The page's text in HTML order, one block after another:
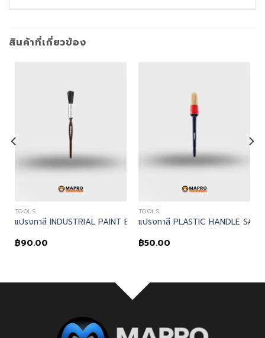
สินค้าที่เกี่ยวข้อง
TOOLS
แปรงทาสี INDUSTRIAL PAINT BRUSH – Kennedy, แปรงทาสี 1″
฿90.00
TOOLS
แปรงทาสี PLASTIC HANDLE
฿50.00
PROFESSIONAL PAINT BRUSH
SASH BRUSH – Kennedy, แปรงทาสีด้ามไม้ No.14 WOOD HANDLE